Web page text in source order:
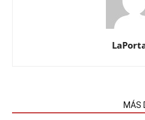
MÁS